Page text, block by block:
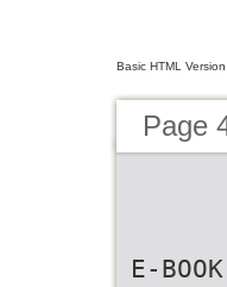
Basic HTML Version
Page
E-